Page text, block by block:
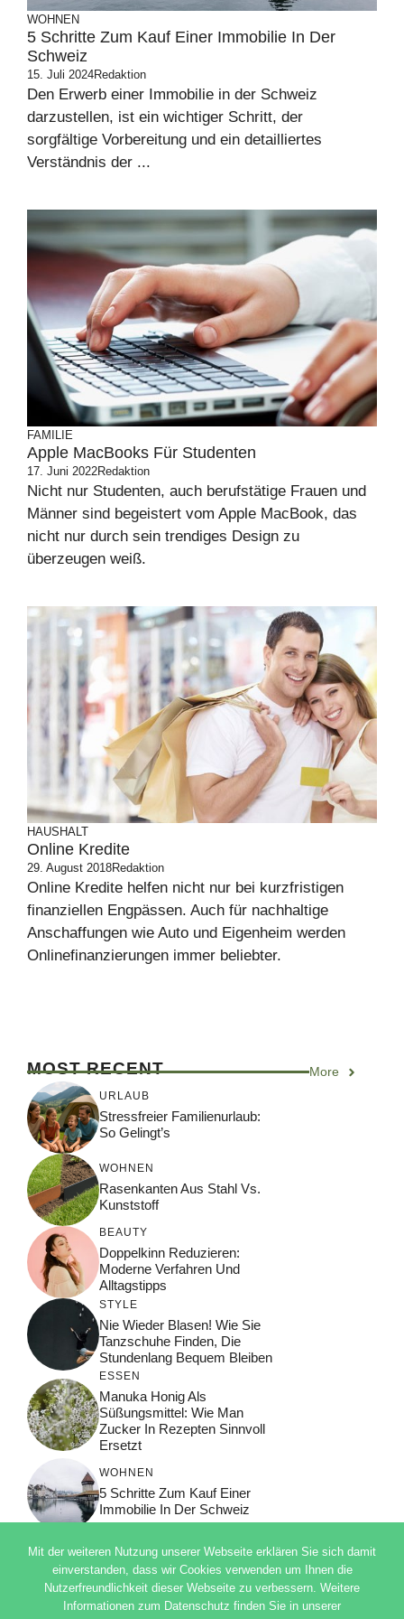
WOHNEN
5 Schritte Zum Kauf Einer Immobilie In Der
Schweiz
15. Juli 2024Redaktion
Den Erwerb einer Immobilie in der Schweiz
darzustellen, ist ein wichtiger Schritt, der
sorgfältige Vorbereitung und ein detailliertes
Verständnis der ...
FAMILIE
Apple MacBooks Für Studenten
17. Juni 2022Redaktion
Nicht nur Studenten, auch berufstätige Frauen und
Männer sind begeistert vom Apple MacBook, das
nicht nur durch sein trendiges Design zu
überzeugen weiß.
HAUSHALT
Online Kredite
29. August 2018Redaktion
Online Kredite helfen nicht nur bei kurzfristigen
finanziellen Engpässen. Auch für nachhaltige
Anschaffungen wie Auto und Eigenheim werden
Onlinefinanzierungen immer beliebter.
MOST RECENT More
URLAUB
Stressfreier Familienurlaub:
So Gelingt’s
WOHNEN
Rasenkanten Aus Stahl Vs.
Kunststoff
BEAUTY
Doppelkinn Reduzieren:
Moderne Verfahren Und
Alltagstipps
STYLE
Nie Wieder Blasen! Wie Sie
Tanzschuhe Finden, Die
Stundenlang Bequem Bleiben
ESSEN
Manuka Honig Als
Süßungsmittel: Wie Man
Zucker In Rezepten Sinnvoll
Ersetzt
WOHNEN
5 Schritte Zum Kauf Einer
Immobilie In Der Schweiz
© 2026 ADSIMPLE
Mit der weiteren Nutzung unserer Webseite erklären Sie sich damit
einverstanden, dass wir Cookies verwenden um Ihnen die
Nutzerfreundlichkeit dieser Webseite zu verbessern. Weitere
Informationen zum Datenschutz finden Sie in unserer